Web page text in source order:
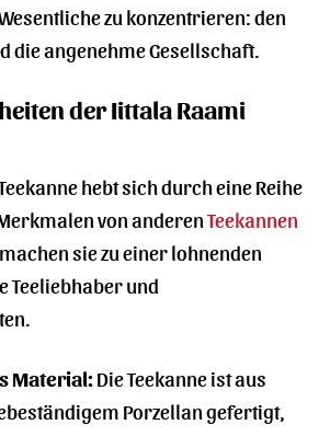
zu konzentrieren: den
die angenehme Gesellschaft.
der Iittala Raami
hebt sich durch eine Reihe
von anderenTeekannen
sie zu einer lohnenden
Teeliebhaber und
Material:Die Teekanne ist aus
Porzellan gefertigt,